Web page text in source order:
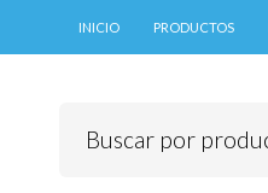
INICIO PRODUCTOS